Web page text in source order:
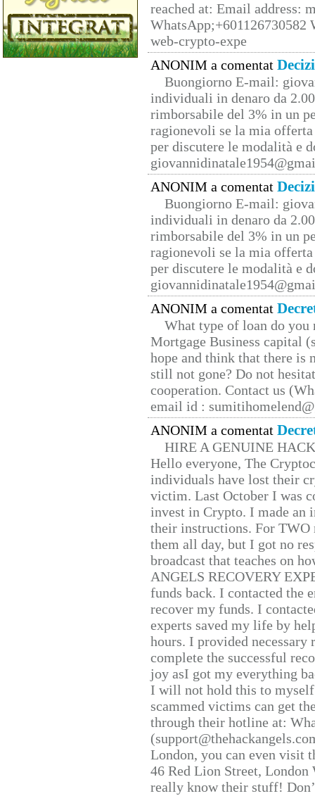
reached at: Email address:
web-crypto-expe
ANONIM a comentat
Buongiorno E-mail:
individuali in denaro da
rimborsabile del 3% in un
ragionevoli se la mia
per discutere le modalità e
ANONIM a comentat
Buongiorno E-mail:
individuali in denaro da
rimborsabile del 3% in un
ragionevoli se la mia
per discutere le modalità e
ANONIM a comentat
What type of loan do you
Mortgage Business capital
hope and think that there is
still not gone? Do not
cooperation. Contact us
email id :
ANONIM a comentat
HIRE A GENUINE
Hello everyone, The
individuals have lost their
victim. Last October I was
invest in Crypto. I made
their instructions. For TWO
them all day, but I got no
broadcast that teaches on
ANGELS RECOVERY
funds back. I contacted the
recover my funds. I
experts saved my life by
hours. I provided
complete the successful
joy asI got my everything
I will not hold this to
scammed victims can get
through their hotline at:
London, you can even visit
46 Red Lion Street, London
really know their stuff!